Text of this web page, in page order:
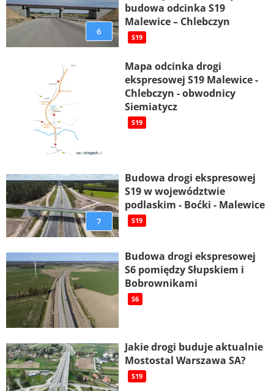
6
budowa odcinka S19
Malewice – Chlebczyn
S19
Mapa odcinka drogi
ekspresowej S19 Malewice -
Chlebczyn - obwodnicy
Siemiatycz
S19
7
Budowa drogi ekspresowej
S19 w województwie
podlaskim - Boćki - Malewice
S19
Budowa drogi ekspresowej
S6 pomiędzy Słupskiem i
Bobrownikami
S6
Jakie drogi buduje aktualnie
Mostostal Warszawa SA?
S19